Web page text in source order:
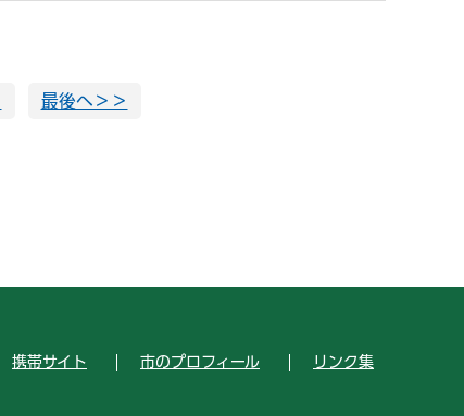
最後へ＞＞
携帯サイト 市のプロフィール リンク集